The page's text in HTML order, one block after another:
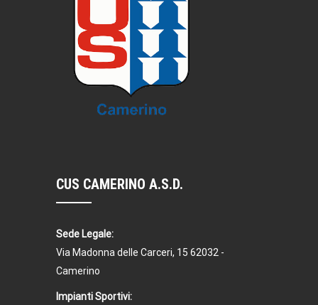
CUS CAMERINO A.S.D.
Sede Legale:
Via Madonna delle Carceri, 15 62032 -
Camerino
Impianti Sportivi: